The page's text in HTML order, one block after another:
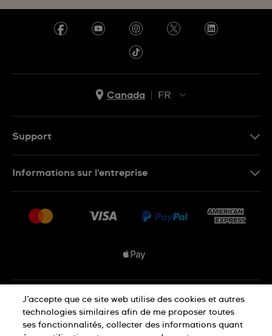
Canada
FR
Support
Conditions De Vente
Informations sur l'entreprise
Nous rejoindre
Déclaration de confidentialité
J’accepte que ce site web utilise des cookies et autres
technologies similaires afin de me proposer toutes
ses fonctionnalités, collecter des informations quant